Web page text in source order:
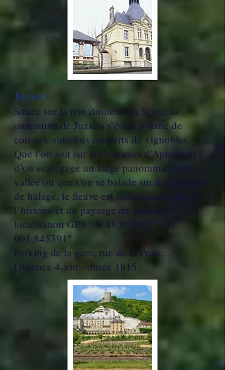
Juziers
Située sur la rive droite de la Seine, la
commune de Juziers s’étage à flanc de
coteaux autrefois couverts de vignobles.
Que l’on soit sur les hauteurs d’Apremont
d’où se dégage un large panorama sur la
vallée ou que l’on se balade sur les chemins
de halage, le fleuve est indissociable de
l’histoire et du paysage de Juziers.
localisation GPS : N 48,992067° - E
001,845391°
Parking de la gare, rue de la Poste.
Distance 4 km - durée 1h15